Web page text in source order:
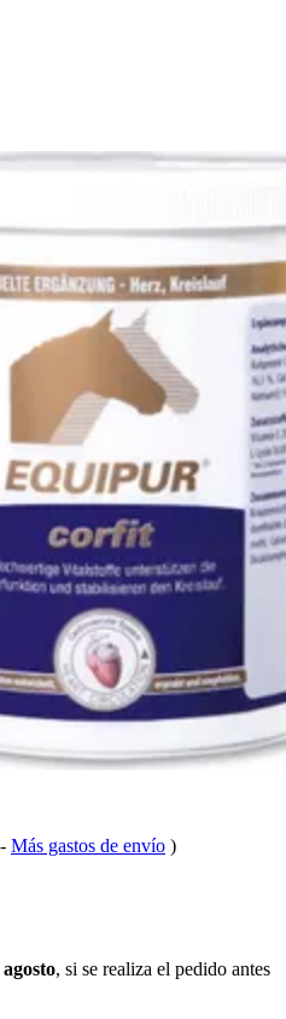
- Más gastos de envío )
, si se realiza el pedido antes